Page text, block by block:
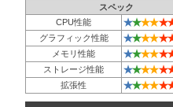
スペック
CPU性能
★★★★★
グラフィック性能 ★★★★★
メモリ性能 ★★★★★
ストレージ性能 ★★★★★
拡張性 ★★★★★